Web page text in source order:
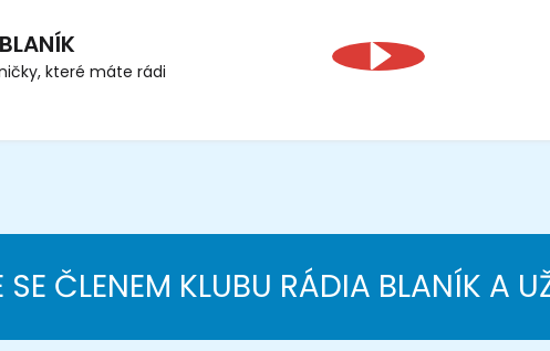
které máte rádi
SE ČLENEM KLUBU RÁDIA BLANÍK A